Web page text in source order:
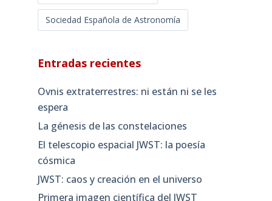
Sociedad Española de Astronomía
Entradas recientes
Ovnis extraterrestres: ni están ni se les
espera
La génesis de las constelaciones
El telescopio espacial JWST: la poesía
cósmica
JWST: caos y creación en el universo
Primera imagen científica del JWST